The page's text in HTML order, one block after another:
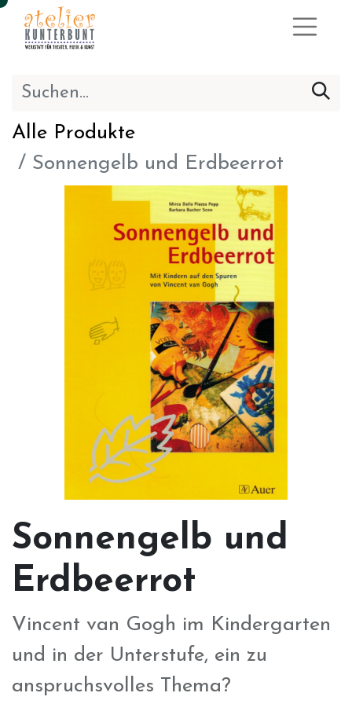
Alle Produkte
Sonnengelb und Erdbeerrot
Sonnengelb und
Erdbeerrot
Vincent van Gogh im Kindergarten
und in der Unterstufe, ein zu
anspruchsvolles Thema?